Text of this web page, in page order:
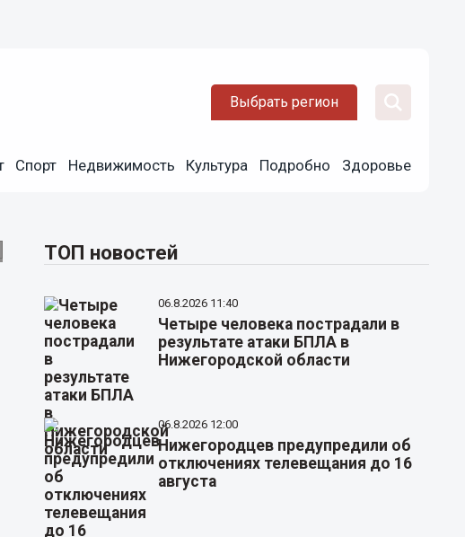
Выбрать регион
Спорт Недвижимость Культура Подробно Здоровье
ТОП новостей
06.8.2026 11:40
Четыре человека пострадали в
результате атаки БПЛА в
Нижегородской области
06.8.2026 12:00
Нижегородцев предупредили об
отключениях телевещания до 16
августа